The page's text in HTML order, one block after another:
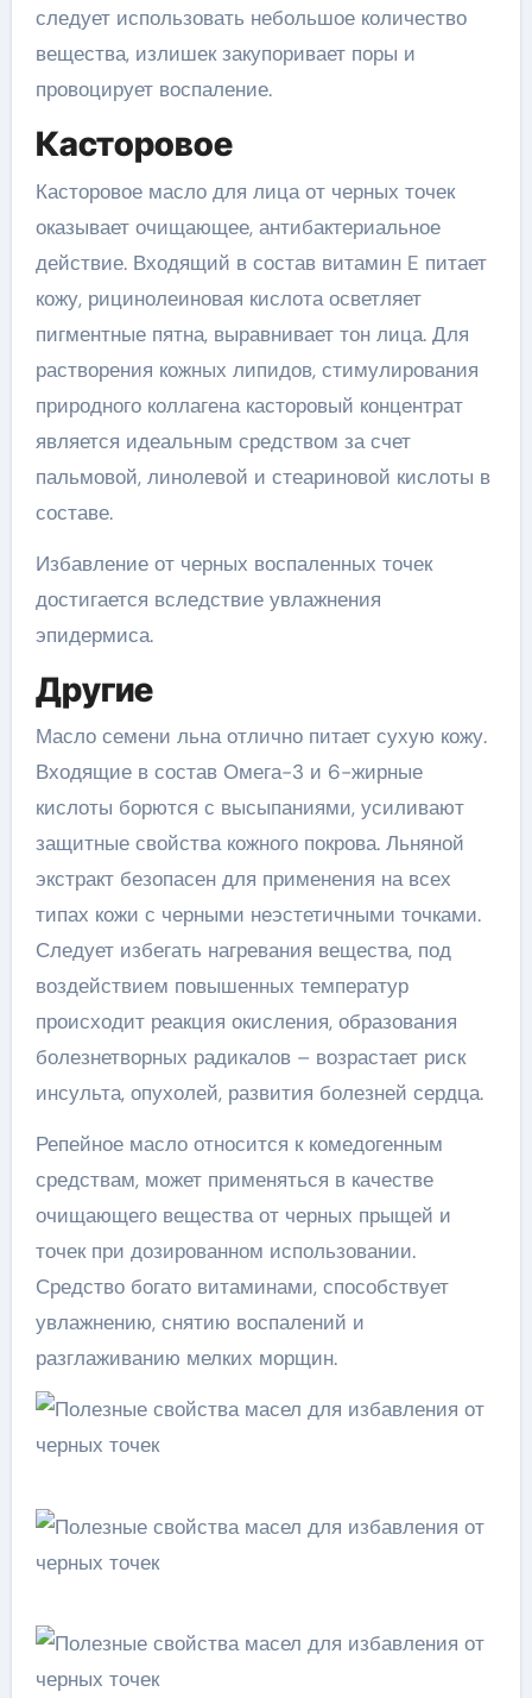
следует использовать небольшое количество
вещества, излишек закупоривает поры и
провоцирует воспаление.
Касторовое
Касторовое масло для лица от черных точек
оказывает очищающее, антибактериальное
действие. Входящий в состав витамин E питает
кожу, рицинолеиновая кислота осветляет
пигментные пятна, выравнивает тон лица. Для
растворения кожных липидов, стимулирования
природного коллагена касторовый концентрат
является идеальным средством за счет
пальмовой, линолевой и стеариновой кислоты в
составе.
Избавление от черных воспаленных точек
достигается вследствие увлажнения
эпидермиса.
Другие
Масло семени льна отлично питает сухую кожу.
Входящие в состав Омега-3 и 6-жирные
кислоты борются с высыпаниями, усиливают
защитные свойства кожного покрова. Льняной
экстракт безопасен для применения на всех
типах кожи с черными неэстетичными точками.
Следует избегать нагревания вещества, под
воздействием повышенных температур
происходит реакция окисления, образования
болезнетворных радикалов – возрастает риск
инсульта, опухолей, развития болезней сердца.
Репейное масло относится к комедогенным
средствам, может применяться в качестве
очищающего вещества от черных прыщей и
точек при дозированном использовании.
Средство богато витаминами, способствует
увлажнению, снятию воспалений и
разглаживанию мелких морщин.